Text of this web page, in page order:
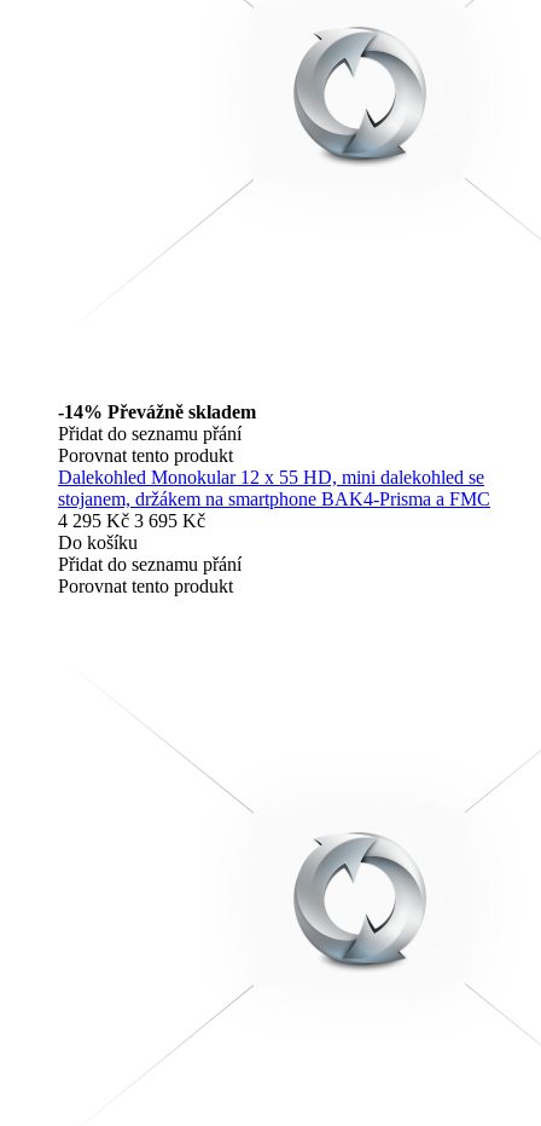
-14% Převážně skladem
Přidat do seznamu přání
Porovnat tento produkt
Dalekohled Monokular 12 x 55 HD, mini dalekohled se
stojanem, držákem na smartphone BAK4-Prisma a FMC
4 295 Kč 3 695 Kč
Do košíku
Přidat do seznamu přání
Porovnat tento produkt